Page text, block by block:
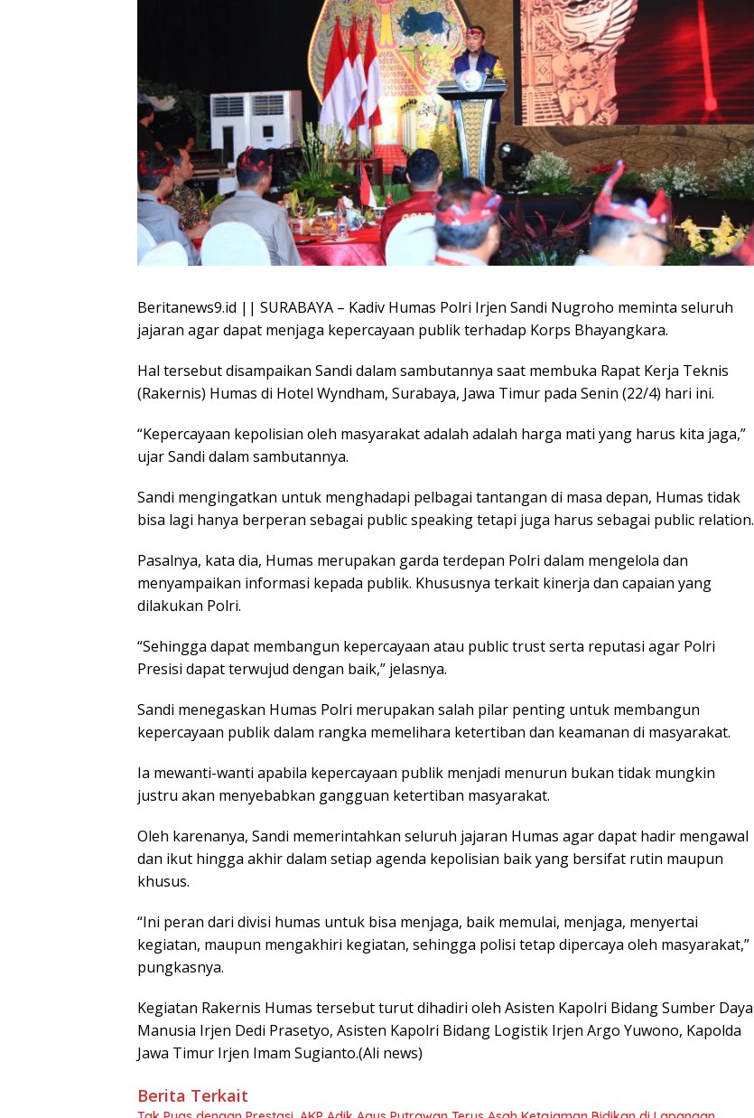
Beritanews9.id || SURABAYA – Kadiv Humas Polri Irjen Sandi Nugroho meminta seluruh
jajaran agar dapat menjaga kepercayaan publik terhadap Korps Bhayangkara.
Hal tersebut disampaikan Sandi dalam sambutannya saat membuka Rapat Kerja Teknis
(Rakernis) Humas di Hotel Wyndham, Surabaya, Jawa Timur pada Senin (22/4) hari ini.
“Kepercayaan kepolisian oleh masyarakat adalah adalah harga mati yang harus kita jaga,”
ujar Sandi dalam sambutannya.
Sandi mengingatkan untuk menghadapi pelbagai tantangan di masa depan, Humas tidak
bisa lagi hanya berperan sebagai public speaking tetapi juga harus sebagai public relation.
Pasalnya, kata dia, Humas merupakan garda terdepan Polri dalam mengelola dan
menyampaikan informasi kepada publik. Khususnya terkait kinerja dan capaian yang
dilakukan Polri.
“Sehingga dapat membangun kepercayaan atau public trust serta reputasi agar Polri
Presisi dapat terwujud dengan baik,” jelasnya.
Sandi menegaskan Humas Polri merupakan salah pilar penting untuk membangun
kepercayaan publik dalam rangka memelihara ketertiban dan keamanan di masyarakat.
Ia mewanti-wanti apabila kepercayaan publik menjadi menurun bukan tidak mungkin
justru akan menyebabkan gangguan ketertiban masyarakat.
Oleh karenanya, Sandi memerintahkan seluruh jajaran Humas agar dapat hadir mengawal
dan ikut hingga akhir dalam setiap agenda kepolisian baik yang bersifat rutin maupun
khusus.
“Ini peran dari divisi humas untuk bisa menjaga, baik memulai, menjaga, menyertai
kegiatan, maupun mengakhiri kegiatan, sehingga polisi tetap dipercaya oleh masyarakat,”
pungkasnya.
Kegiatan Rakernis Humas tersebut turut dihadiri oleh Asisten Kapolri Bidang Sumber Daya
Manusia Irjen Dedi Prasetyo, Asisten Kapolri Bidang Logistik Irjen Argo Yuwono, Kapolda
Jawa Timur Irjen Imam Sugianto.(Ali news)
Berita Terkait